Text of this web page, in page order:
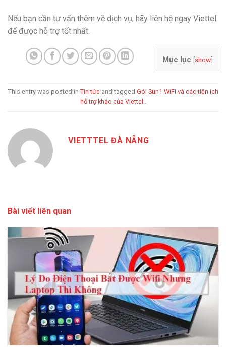
Nếu bạn cần tư vấn thêm về dịch vụ, hãy liên hệ ngay Viettel
để được hỗ trợ tốt nhất.
Mục lục [show]
This entry was posted in Tin tứcand tagged Gói Sun1 WiFi và các tiện ích
hỗ trợ khác của Viettel..
VIETTTEL ĐÀ NẴNG
Bài viết liên quan